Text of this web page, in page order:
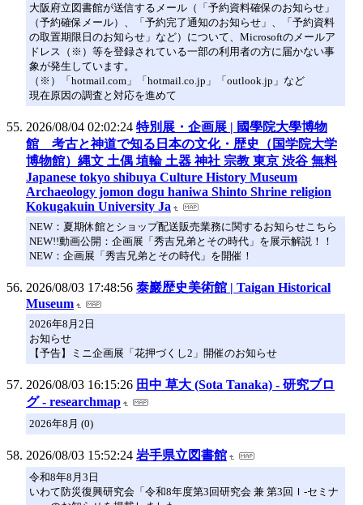
大阪府立図書館が送信するメール（「予約資料確保のお知らせ」
（予約確保メール）、「予約完了通知のお知らせ」、「予約資料
の取置期限日のお知らせ」など）について、Microsoftのメールア
ドレス（※）等を登録されている一部の利用者の方に届かない事
象が発生しています。
（※）「hotmail.com」「hotmail.co.jp」「outlook.jp」など
現在原因の調査と対応を進めて
2026/08/04 02:02:24 特別展・企画展 | 國學院大學博物
館 考古と神道で知る日本の文化・歴史（国学院大学
博物館）縄文 土偶 埴輪 土器 神社 宗教 東京 渋谷 無料
Japanese tokyo shibuya Culture History Museum
Archaeology jomon dogu haniwa Shinto Shrine religion
Kokugakuin University Ja
NEW：夏期休館とショップ配送販売業務に関するお知らせこちら
NEW!!動画公開：企画展「秀吉兄弟とその時代」を展示解説！！
NEW：企画展「秀吉兄弟とその時代」を開催！
2026/08/03 17:48:56 泰巖歴史美術館 | Taigan Historical
Museum
2026年8月2日
お知らせ
【予告】ミニ企画展「花押づくし2」開催のお知らせ
2026/08/03 16:15:26 田中 草大 (Sota Tanaka) - 研究ブロ
グ - researchmap
2026年8月 (0)
2026/08/03 15:52:24 岩手県立図書館
令和8年8月3日
いわて防災復興研究会「令和8年度第3回研究会 兼 第3回Ｉ-セミナ